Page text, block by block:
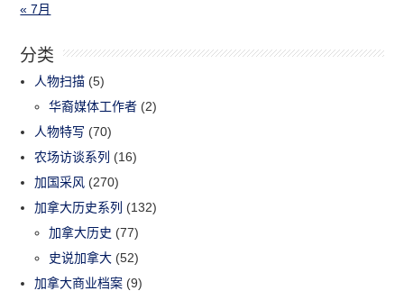
« 7月
分类
人物扫描 (5)
华裔媒体工作者 (2)
人物特写 (70)
农场访谈系列 (16)
加国采风 (270)
加拿大历史系列 (132)
加拿大历史 (77)
史说加拿大 (52)
加拿大商业档案 (9)